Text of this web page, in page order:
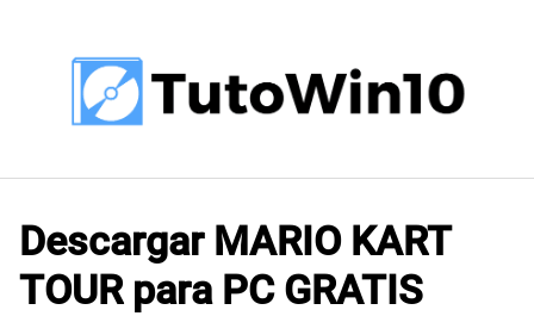
contenido
Descargar MARIO KART
TOUR para PC GRATIS